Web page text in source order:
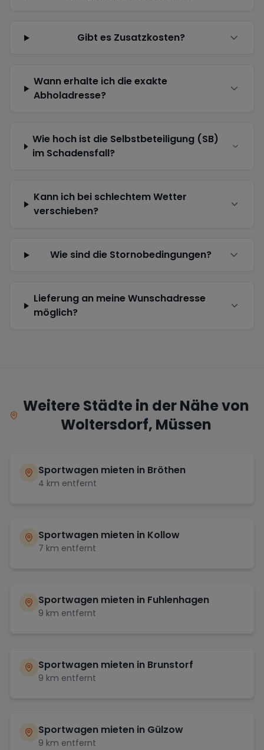
Gibt es Zusatzkosten?
Wann erhalte ich die exakte
Abholadresse?
Wie hoch ist die Selbstbeteiligung (SB)
im Schadensfall?
Kann ich bei schlechtem Wetter
verschieben?
Wie sind die Stornobedingungen?
Lieferung an meine Wunschadresse
möglich?
Weitere Städte in der Nähe von
Woltersdorf, Müssen
Sportwagen mieten in Bröthen
4 km entfernt
Sportwagen mieten in Kollow
7 km entfernt
Sportwagen mieten in Fuhlenhagen
9 km entfernt
Sportwagen mieten in Brunstorf
9 km entfernt
Sportwagen mieten in Gülzow
9 km entfernt